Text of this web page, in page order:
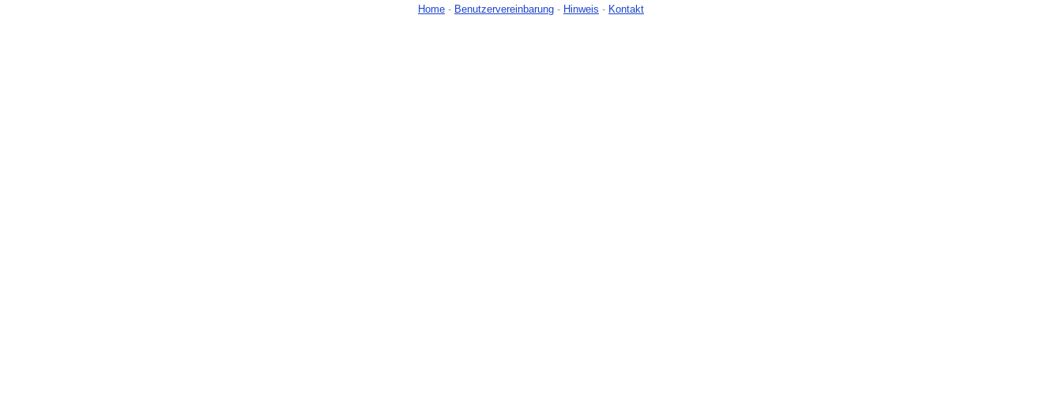
Home - Benutzervereinbarung - Hinweis - Kontakt